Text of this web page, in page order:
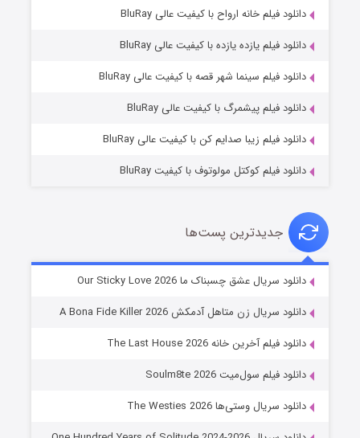
شوهر
دانلود فیلم خانه ارواح با کیفیت عالی BluRay
دانلود فیلم یازده یازده با کیفیت عالی BluRay
دانلود فیلم سینما شهر قصه با کیفیت عالی BluRay
دانلود فیلم پیشمرگ با کیفیت عالی BluRay
دانلود فیلم زیبا صدایم کن با کیفیت عالی BluRay
دانلود فیلم کوکتل مولوتوف با کیفیت BluRay
جدیدترین پست‌ها
دانلود سریال عشق چسبناک ما Our Sticky Love 2026
دانلود سریال زن متاهل آدمکش A Bona Fide Killer 2026
دانلود فیلم آخرین خانه The Last House 2026
دانلود فیلم سول‌میت Soulm8te 2026
دانلود سریال وستی‌ها The Westies 2026